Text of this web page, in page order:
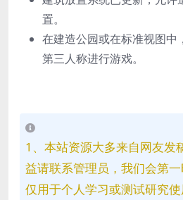
置。
在建造公园或在标准视图中
第三人称进行游戏。
1、本站资源大多来自网友发
益请联系管理员，我们会第一
仅用于个人学习或测试研究使